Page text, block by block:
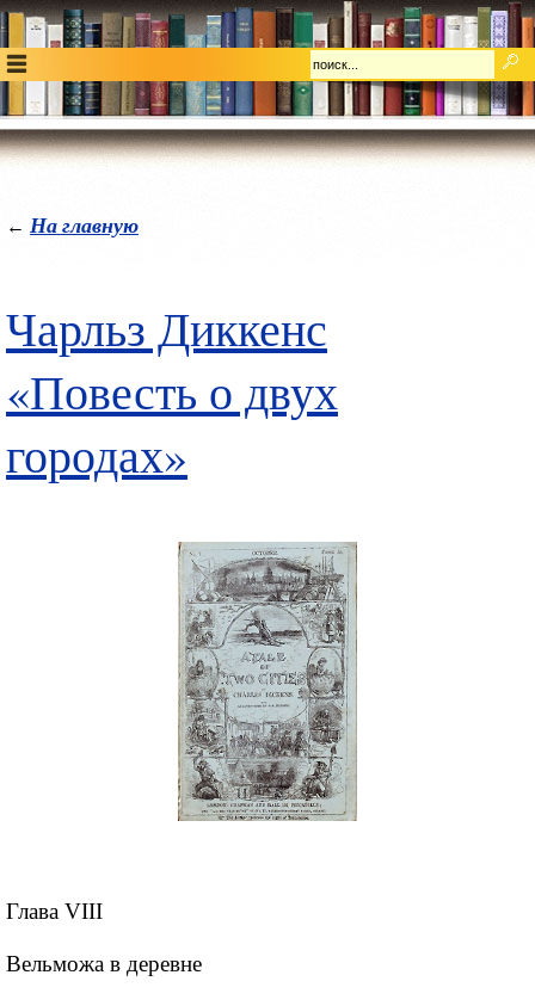
← На главную
Чарльз Диккенс
«Повесть о двух
городах»
Глава VIII
Вельможа в деревне